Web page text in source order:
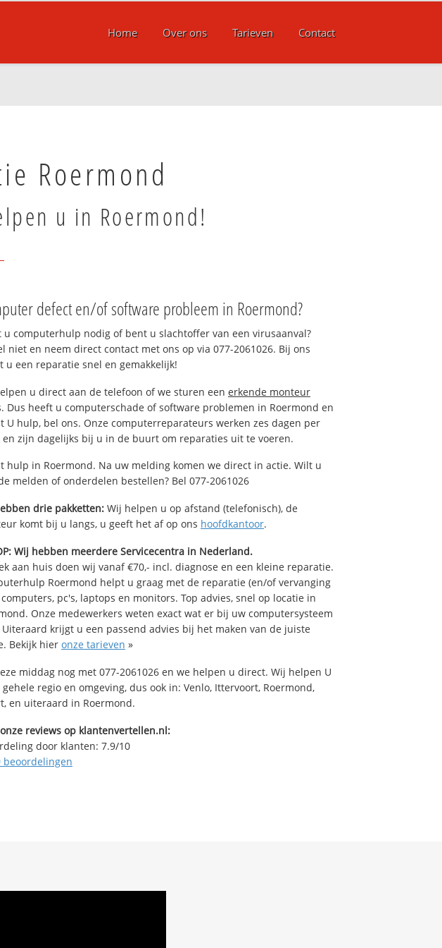
Home Over ons Tarieven Contact
Roermond
u in Roermond!
defect en/of software probleem in Roermond?
u computerhulp nodig of bent u slachtoffer van een virusaanval?
niet en neem direct contact met ons op via 077-2061026. Bij ons
u een reparatie snel en gemakkelijk!
u direct aan de telefoon of we sturen een erkende monteur
Dus heeft u computerschade of software problemen in Roermond en
U hulp, bel ons. Onze computerreparateurs werken zes dagen per
en zijn dagelijks bij u in de buurt om reparaties uit te voeren.
hulp in Roermond. Na uw melding komen we direct in actie. Wilt u
melden of onderdelen bestellen? Bel 077-2061026
drie pakketten: Wij helpen u op afstand (telefonisch), de
komt bij u langs, u geeft het af op ons hoofdkantoor.
Wij hebben meerdere Servicecentra in Nederland.
aan huis doen wij vanaf €70,- incl. diagnose en een kleine reparatie.
Roermond helpt u graag met de reparatie (en/of vervanging
pc's, laptops en monitors. Top advies, snel op locatie in
Onze medewerkers weten exact wat er bij uw computersysteem
Uiteraard krijgt u een passend advies bij het maken van de juiste
Bekijk hier onze tarieven »
middag nog met 077-2061026 en we helpen u direct. Wij helpen U
regio en omgeving, dus ook in: Venlo, Ittervoort, Roermond,
en uiteraard in Roermond.
onze reviews op klantenvertellen.nl:
door klanten: 7.9/10
beoordelingen